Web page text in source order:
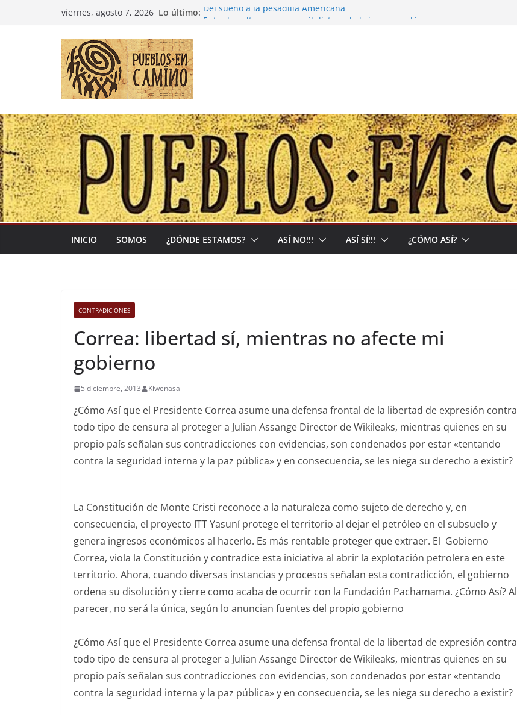
viernes, agosto 7, 2026 Lo último: Del sueño a la pesadilla Americana
INICIO SOMOS ¿DÓNDE ESTAMOS? ASÍ NO!!! ASÍ SÍ!!! ¿CÓMO ASÍ?
CONTRADICIONES
Correa: libertad sí, mientras no afecte mi
gobierno
5 diciembre, 2013 Kiwenasa
¿Cómo Así que el Presidente Correa asume una defensa frontal de la libertad de expresión contra
todo tipo de censura al proteger a Julian Assange Director de Wikileaks, mientras quienes en su
propio país señalan sus contradicciones con evidencias, son condenados por estar «tentando
contra la seguridad interna y la paz pública» y en consecuencia, se les niega su derecho a existir?
La Constitución de Monte Cristi reconoce a la naturaleza como sujeto de derecho y, en
consecuencia, el proyecto ITT Yasuní protege el territorio al dejar el petróleo en el subsuelo y
genera ingresos económicos al hacerlo. Es más rentable proteger que extraer. El Gobierno
Correa, viola la Constitución y contradice esta iniciativa al abrir la explotación petrolera en este
territorio. Ahora, cuando diversas instancias y procesos señalan esta contradicción, el gobierno
ordena su disolución y cierre como acaba de ocurrir con la Fundación Pachamama. ¿Cómo Así? Al
parecer, no será la única, según lo anuncian fuentes del propio gobierno
¿Cómo Así que el Presidente Correa asume una defensa frontal de la libertad de expresión contra
todo tipo de censura al proteger a Julian Assange Director de Wikileaks, mientras quienes en su
propio país señalan sus contradicciones con evidencias, son condenados por estar «tentando
contra la seguridad interna y la paz pública» y en consecuencia, se les niega su derecho a existir?